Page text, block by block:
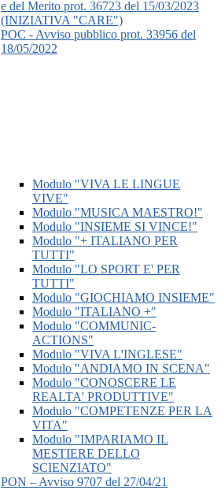
e del Merito prot. 36723 del 15/03/2023
(INIZIATIVA "CARE")
POC - Avviso pubblico prot. 33956 del
18/05/2022
Modulo "VIVA LE LINGUE
VIVE"
Modulo "MUSICA MAESTRO!"
Modulo "INSIEME SI VINCE!"
Modulo "+ ITALIANO PER
TUTTI"
Modulo "LO SPORT E' PER
TUTTI"
Modulo "GIOCHIAMO INSIEME"
Modulo "ITALIANO +"
Modulo "COMMUNIC-
ACTIONS"
Modulo "VIVA L'INGLESE"
Modulo "ANDIAMO IN SCENA"
Modulo "CONOSCERE LE
REALTA' PRODUTTIVE"
Modulo "COMPETENZE PER LA
VITA"
Modulo "IMPARIAMO IL
MESTIERE DELLO
SCIENZIATO"
PON – Avviso 9707 del 27/04/21